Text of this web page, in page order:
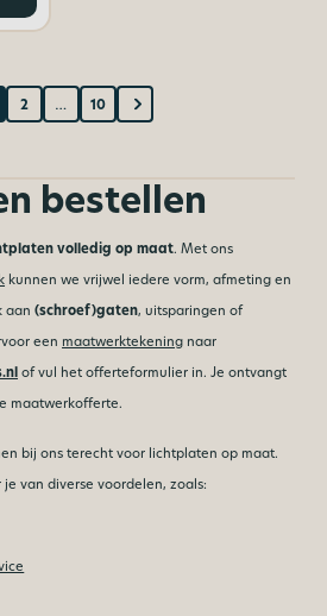
2 … 10
bestellen
volledig op maat. Met ons
kunnen we vrijwel iedere vorm, afmeting en
aan(schroef)gaten, uitsparingen of
een maatwerktekening naar
of vul het offerteformulier in. Je ontvangt
maatwerkofferte.
bij ons terecht voor lichtplaten op maat.
van diverse voordelen, zoals: